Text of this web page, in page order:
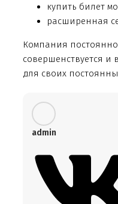
купить билет
расширенная
Компания
совершенствуется и
для своих
admin